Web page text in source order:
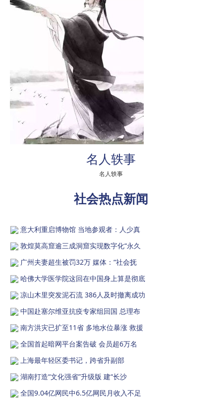
名人轶事
名人轶事
社会热点新闻
意大利重启博物馆 当地参观者：人少真
敦煌莫高窟逾三成洞窟实现数字化“永久
广州夫妻超生被罚32万 媒体：“社会抚
哈佛大学医学院这回在中国身上算是彻底
凉山木里突发泥石流 386人及时撤离成功
中国赴塞尔维亚抗疫专家组回国 总理布
南方洪灾已扩至11省 多地水位暴涨 救援
全国首起暗网平台案告破 会员超6万名
上海最年轻区委书记，跨省升副部
湖南打造“文化强省”升级版 建“长沙
全国9.04亿网民中6.5亿网民月收入不足